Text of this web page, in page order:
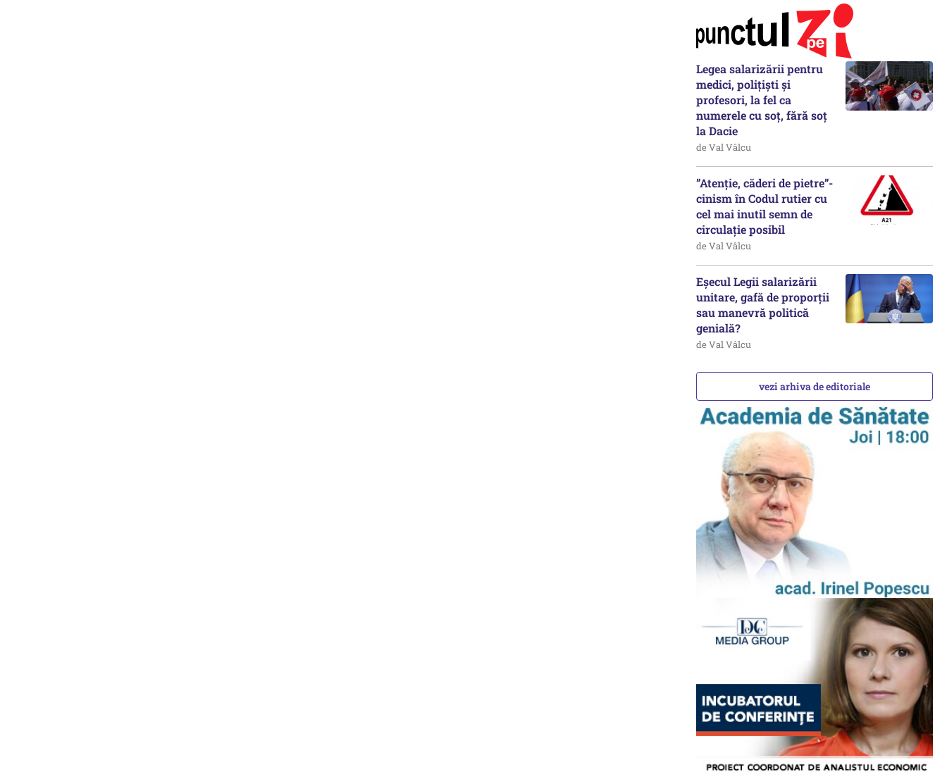
Legea salarizării pentru
medici, polițiști și
profesori, la fel ca
numerele cu soț, fără soț
la Dacie
de Val Vâlcu
”Atenție, căderi de pietre”-
cinism în Codul rutier cu
cel mai inutil semn de
circulație posibil
de Val Vâlcu
Eșecul Legii salarizării
unitare, gafă de proporții
sau manevră politică
genială?
de Val Vâlcu
vezi arhiva de editoriale